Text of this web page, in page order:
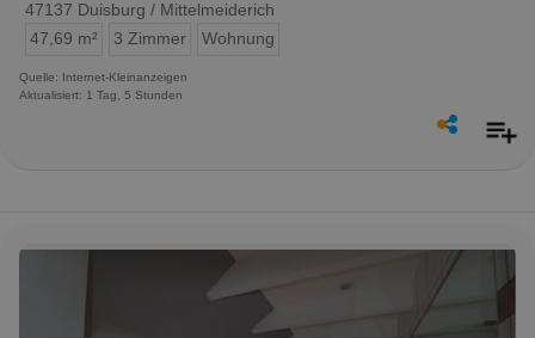
47137 Duisburg / Mittelmeiderich
47,69 m²
3 Zimmer Wohnung
Quelle: Internet-Kleinanzeigen
Aktualisiert: 1 Tag, 5 Stunden